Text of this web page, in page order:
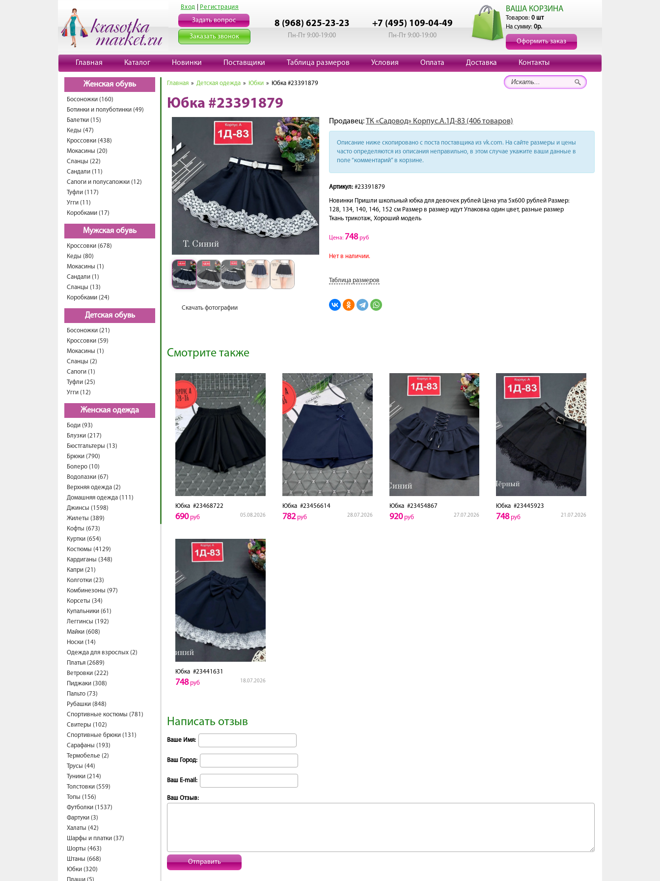
Вход Регистрация
Задать вопрос
Заказать звонок
8 (968) 625-23-23
Пн-Пт 9:00-19:00
+7 (495) 109-04-49
Пн-Пт 9:00-19:00
ВАША КОРЗИНА
Товаров: 0 шт
На сумму: 0р.
Оформить заказ
Главная Каталог Новинки Поставщики Таблица размеров Условия Оплата Доставка Контакты
Женская обувь
Босоножки (160)
Ботинки и полуботинки (49)
Балетки (15)
Кеды (47)
Кроссовки (438)
Мокасины (20)
Сланцы (22)
Сандали (11)
Сапоги и полусапожки (12)
Туфли (117)
Угги (11)
Коробками (17)
Мужская обувь
Кроссовки (678)
Кеды (80)
Мокасины (1)
Сандали (1)
Сланцы (13)
Коробками (24)
Детская обувь
Босоножки (21)
Кроссовки (59)
Мокасины (1)
Сланцы (2)
Сапоги (1)
Туфли (25)
Угги (12)
Женская одежда
Боди (93)
Блузки (217)
Бюстгальтеры (13)
Брюки (790)
Болеро (10)
Водолазки (67)
Верхняя одежда (2)
Домашняя одежда (111)
Джинсы (1598)
Жилеты (389)
Кофты (673)
Куртки (654)
Костюмы (4129)
Кардиганы (348)
Капри (21)
Колготки (23)
Комбинезоны (97)
Корсеты (34)
Купальники (61)
Леггинсы (192)
Майки (608)
Носки (14)
Одежда для взрослых (2)
Платья (2689)
Ветровки (222)
Пиджаки (308)
Пальто (73)
Рубашки (848)
Спортивные костюмы (781)
Свитеры (102)
Спортивные брюки (131)
Сарафаны (193)
Термобелье (2)
Трусы (44)
Туники (214)
Толстовки (559)
Топы (156)
Футболки (1537)
Фартуки (3)
Халаты (42)
Шарфы и платки (37)
Шорты (463)
Штаны (668)
Юбки (320)
Главная » Детская одежда » Юбки » Юбка #23391879
Юбка #23391879
Скачать фотографии
Продавец:ТК «Садовод» Корпус.А.1Д-83 (406 товаров)
Описание ниже скопировано с поста поставщика из vk.com. На сайте размеры и цены
часто определяются из описания неправильно, в этом случае укажите ваши данные в
поле “комментарий” в корзине.
Артикул: #23391879
Новинки Пришли школьный юбка для девочек рублей Цена упа 5х600 рублей Размер:
128, 134, 140, 146, 152 см Размер в размер идут Упаковка один цвет, разные размер
Ткань трикотаж, Хороший модель
Цена: 748руб
Нет в наличии.
Таблица размеров
Смотрите также
Юбка #23468722
05.08.2026
690руб
Юбка#23456614
28.07.2026
782руб
Юбка#23454867
27.07.2026
920руб
Юбка #23445923
21.07.2026
748руб
Юбка #23441631
18.07.2026
748руб
Написать отзыв
Ваше Имя:
Ваш Город:
Ваш E-mail:
Ваш Отзыв:
Отправить